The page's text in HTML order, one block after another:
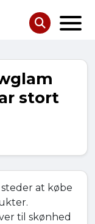
stort
at købe
til skønhed